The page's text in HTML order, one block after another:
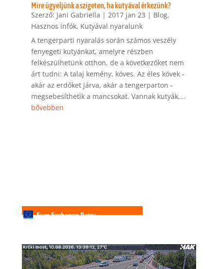
Mire ügyeljünk a szigeten, ha kutyával érkezünk?
Szerző: Jani Gabriella | 2017 jan 23 | Blog,
Hasznos infók, Kutyával nyaralunk
A tengerparti nyaralás során számos veszély
fenyegeti kutyánkat, amelyre részben
felkészülhetünk otthon, de a következőket nem
árt tudni: A talaj kemény, köves. Az éles kövek -
akár az erdőket járva, akár a tengerparton -
megsebesíthetik a mancsokat. Vannak kutyák,...
bővebben
Euro Exchange Rates